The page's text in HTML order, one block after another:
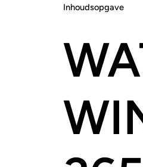
Inhoudsopgave